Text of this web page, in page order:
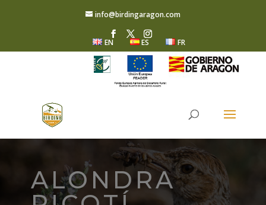
info@birdingaragon.com
EN ES FR
ALONDRA